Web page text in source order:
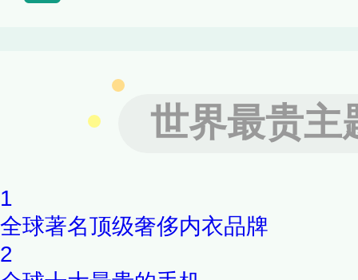
世界最贵主
1
全球著名顶级奢侈内衣品牌
2